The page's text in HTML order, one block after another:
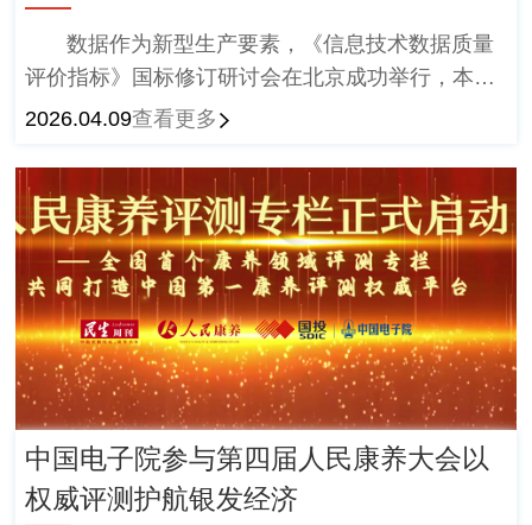
数据作为新型生产要素，《信息技术数据质量
评价指标》国标修订研讨会在北京成功举行，本次
研讨会由中国电子技术标准化研究院、中国电子工
2026.04.09查看更多
中国电子院参与第四届人民康养大会以
权威评测护航银发经济